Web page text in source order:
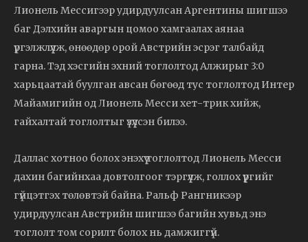
Лионель Мессигээр удирдуулсан Аргентины шигшээ
баг Дэлхийн аваргын цомоо хамгаалах аянаа
үргэлжлүүлж, өнөөдөр орой Австрийн эсрэг талбайд
гарна. Тэд хэсгийн эхний тоглолтод Алжирыг 3:0
харьцаатай буулган авсан бөгөөд тус тоглолтод Интер
Майамигийн од Лионель Месси хет-трик хийж,
гайхалтай тоглолтыг үзүүлсэн билээ.
Даллас хотноо болох энэхүү тоглолтод Лионель Месси
дахин багийнхаа довтолгоог тэргүүлж, голлох үүргийг
гүйцэтгэх төлөвтэй байна. Ральф Рангникээр
удирдуулсан Австрийн шигшээ багийн хувьд энэ
тоглолт том сорилт болох нь дамжиггүй.